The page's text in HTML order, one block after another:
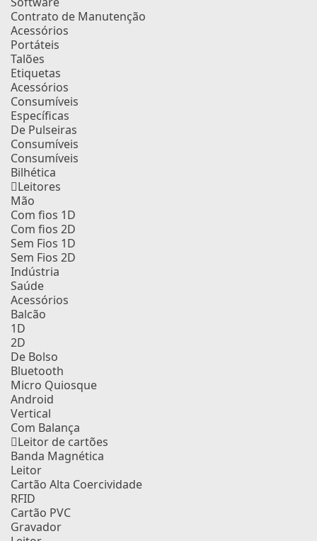
Contrato de Manutenção
Acessórios
Portáteis
Talões
Etiquetas
Acessórios
Consumíveis
Específicas
De Pulseiras
Consumíveis
Consumíveis
Bilhética
Leitores
Mão
Com fios 1D
Com fios 2D
Sem Fios 1D
Sem Fios 2D
Indústria
Saúde
Acessórios
Balcão
1D
2D
De Bolso
Bluetooth
Micro Quiosque
Android
Vertical
Com Balança
Leitor de cartões
Banda Magnética
Leitor
Cartão Alta Coercividade
RFID
Cartão PVC
Gravador